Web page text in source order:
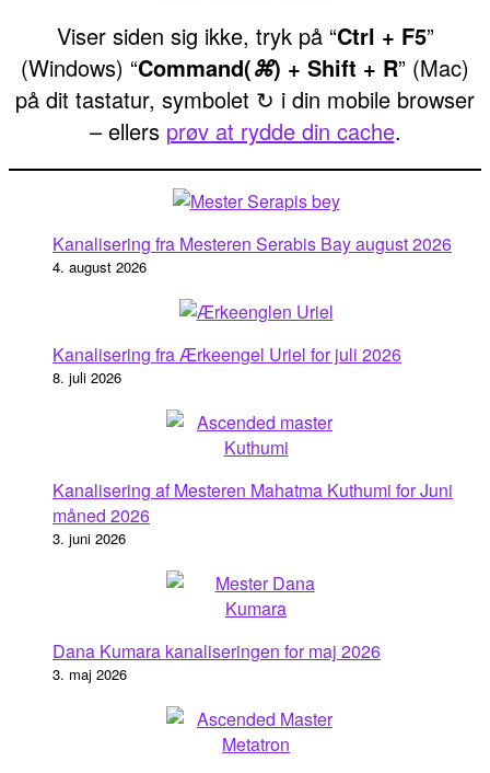
Viser siden sig ikke, tryk på “Ctrl + F5”
(Windows) “Command(⌘) + Shift + R” (Mac)
på dit tastatur, symbolet ↻ i din mobile browser
– ellers prøv at rydde din cache.
Kanalisering fra Mesteren Serabis Bay august 2026
4. august 2026
Kanalisering fra Ærkeengel Uriel for juli 2026
8. juli 2026
Kanalisering af Mesteren Mahatma Kuthumi for Juni
måned 2026
3. juni 2026
Dana Kumara kanaliseringen for maj 2026
3. maj 2026